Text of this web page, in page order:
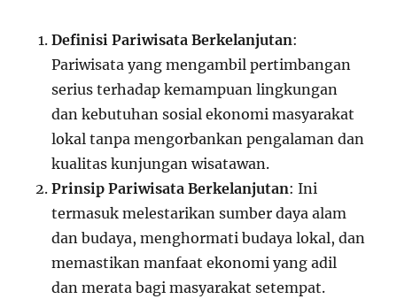
Definisi Pariwisata Berkelanjutan:
Pariwisata yang mengambil pertimbangan
serius terhadap kemampuan lingkungan
dan kebutuhan sosial ekonomi masyarakat
lokal tanpa mengorbankan pengalaman dan
kualitas kunjungan wisatawan.
Prinsip Pariwisata Berkelanjutan: Ini
termasuk melestarikan sumber daya alam
dan budaya, menghormati budaya lokal, dan
memastikan manfaat ekonomi yang adil
dan merata bagi masyarakat setempat.